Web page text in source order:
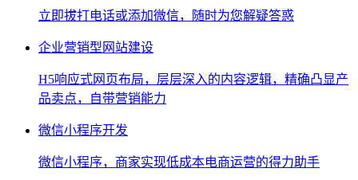
立即拔打电话或添加微信，随时为您解疑答惑
企业营销型网站建设
H5响应式网页布局，层层深入的内容逻辑，精确凸显产
品卖点，自带营销能力
微信小程序开发
微信小程序，商家实现低成本电商运营的得力助手